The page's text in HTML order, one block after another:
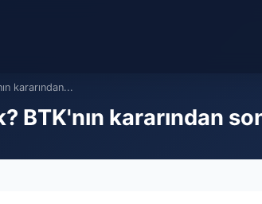
kararından...
BTK'nın kararından